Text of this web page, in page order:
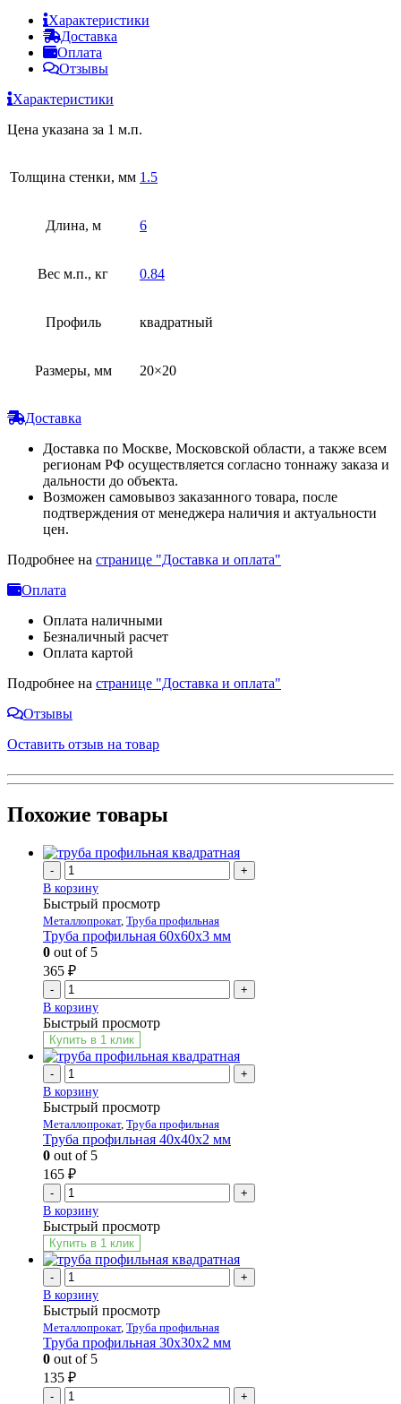
Характеристики
Доставка
Оплата
Отзывы
Характеристики
Цена указана за 1 м.п.
Толщина стенки, мм 1.5
Длина, м 6
Вес м.п., кг 0.84
Профиль квадратный
Размеры, мм 20×20
Доставка
Доставка по Москве, Московской области, а также всем
регионам РФ осуществляется согласно тоннажу заказа и
дальности до объекта.
Возможен самовывоз заказанного товара, после
подтверждения от менеджера наличия и актуальности
цен.
Подробнее на странице "Доставка и оплата"
Оплата
Оплата наличными
Безналичный расчет
Оплата картой
Подробнее на странице "Доставка и оплата"
Отзывы
Оставить отзыв на товар
Похожие товары
-
+
В корзину
Быстрый просмотр
Металлопрокат, Труба профильная
Труба профильная 60х60х3 мм
0 out of 5
365 ₽
-
+
В корзину
Быстрый просмотр
Купить в 1 клик
-
+
В корзину
Быстрый просмотр
Металлопрокат, Труба профильная
Труба профильная 40х40х2 мм
0 out of 5
165 ₽
-
+
В корзину
Быстрый просмотр
Купить в 1 клик
-
+
В корзину
Быстрый просмотр
Металлопрокат, Труба профильная
Труба профильная 30х30х2 мм
0 out of 5
135 ₽
-
+